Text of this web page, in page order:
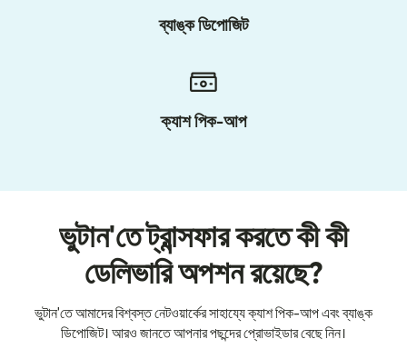
ব্যাঙ্ক ডিপোজিট
ক্যাশ পিক-আপ
ভুটান'তে ট্রান্সফার করতে কী কী
ডেলিভারি অপশন রয়েছে?
ভুটান'তে আমাদের বিশ্বস্ত নেটওয়ার্কের সাহায্যে ক্যাশ পিক-আপ এবং ব্যাঙ্ক
ডিপোজিট। আরও জানতে আপনার পছন্দের প্রোভাইডার বেছে নিন।